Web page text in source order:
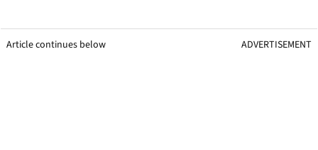
Article continues below ADVERTISEMENT